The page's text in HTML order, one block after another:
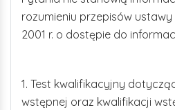
rozumieniu przepisów ustawy
2001 r. o dostępie do
1. Test kwalifikacyjny
wstępnej oraz kwalifikacji